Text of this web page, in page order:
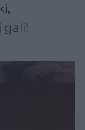
gali!